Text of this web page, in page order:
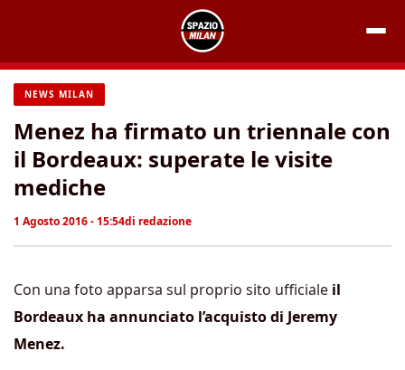
contenuto
NEWS MILAN
Menez ha firmato un triennale con
il Bordeaux: superate le visite
mediche
1 Agosto 2016 - 15:54di redazione
Con una foto apparsa sul proprio sito ufficiale il
Bordeaux ha annunciato l’acquisto di Jeremy
Menez.